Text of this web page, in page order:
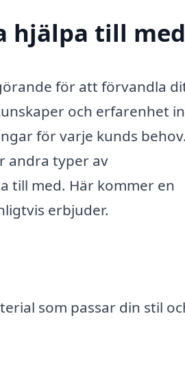
hjälpa till
för att förvandla
och erfarenhet
för varje kunds behov.
andra typer av
till med. Här kommer en
erbjuder.
som passar din stil